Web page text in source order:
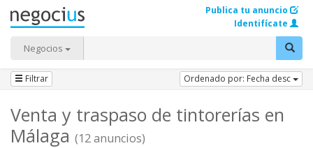
Negocios
Publica tu anuncio
Identifícate
Filtrar Ordenado por: Fecha desc
Venta y traspaso de tintorerías en
Málaga (12 anuncios)